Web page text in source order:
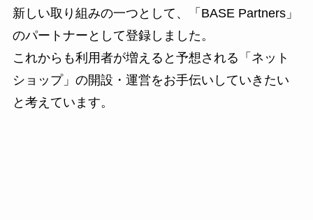
新しい取り組みの一つとして、「BASE Partners」
のパートナーとして登録しました。
これからも利用者が増えると予想される「ネット
ショップ」の開設・運営をお手伝いしていきたい
と考えています。